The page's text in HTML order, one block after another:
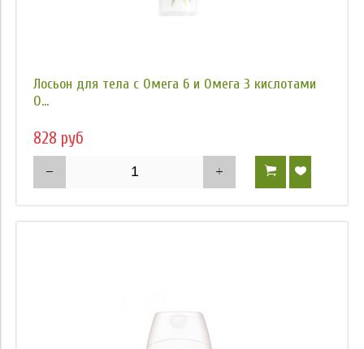
Лосьон для тела с Омега 6 и Омега 3 кислотами
O...
828 руб